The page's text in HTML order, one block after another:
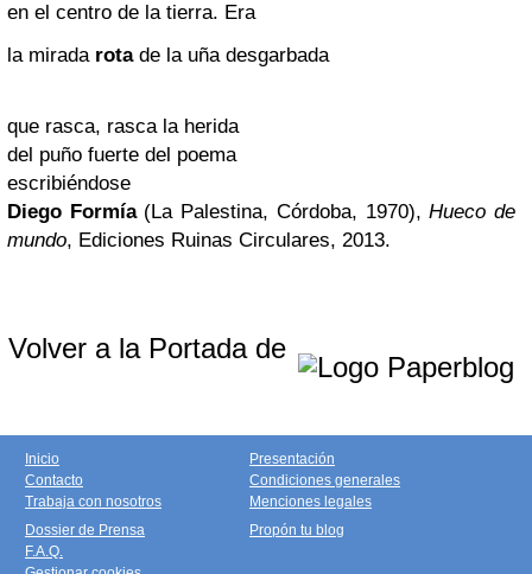
en el centro de la tierra. Era
la mirada rotade la uña desgarbada
que rasca, rasca la herida
del puño fuerte del poema
escribiéndose
Diego Formía (La Palestina, Córdoba, 1970),Hueco de
mundo, Ediciones Ruinas Circulares, 2013.
Volver a la Portada de
Inicio
Contacto
Trabaja con nosotros
Presentación
Condiciones generales
Menciones legales
Dossier de Prensa
F.A.Q.
Propón tu blog